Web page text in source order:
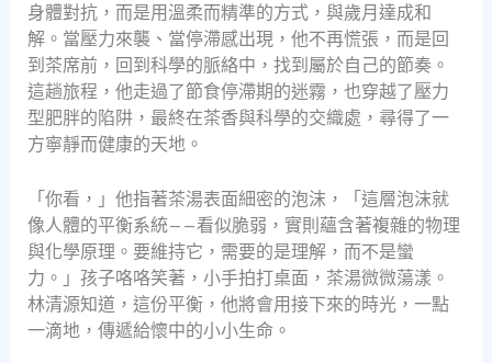
身體對抗，而是用溫柔而精準的方式，與歲月達成和
解。當壓力來襲、當停滯感出現，他不再慌張，而是回
到茶席前，回到科學的脈絡中，找到屬於自己的節奏。
這趟旅程，他走過了節食停滯期的迷霧，也穿越了壓力
型肥胖的陷阱，最終在茶香與科學的交織處，尋得了一
方寧靜而健康的天地。
「你看，」他指著茶湯表面細密的泡沫，「這層泡沫就
像人體的平衡系統——看似脆弱，實則蘊含著複雜的物理
與化學原理。要維持它，需要的是理解，而不是蠻
力。」孩子咯咯笑著，小手拍打桌面，茶湯微微蕩漾。
林清源知道，這份平衡，他將會用接下來的時光，一點
一滴地，傳遞給懷中的小小生命。